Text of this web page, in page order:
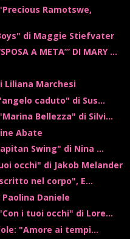
Ramotswe,
di Maggie Stiefvater
A META’” DI MARY ...
Marchesi
caduto" di Sus...
Bellezza" di Silvi...
Abate
Swing" di Nina ...
occhi" di Jakob Melander
nel corpo", E...
Daniele
i tuoi occhi" di Lore...
"Amore ai tempi...